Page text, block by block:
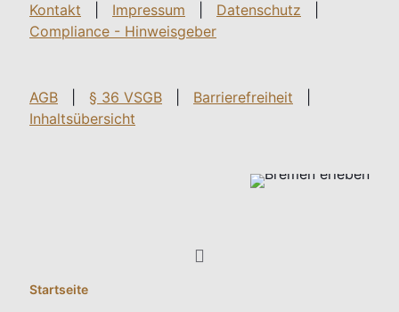
Kontakt Impressum Datenschutz
Compliance - Hinweisgeber
AGB § 36 VSGB Barrierefreiheit
Inhaltsübersicht
Startseite